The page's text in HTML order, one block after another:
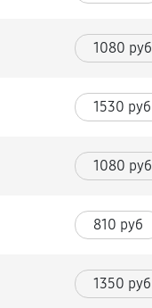
1080 руб
1530 руб
1080 руб
810 руб
1350 руб